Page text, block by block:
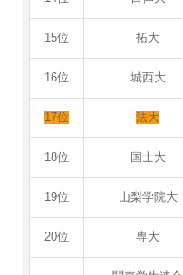
15位 拓大
16位 城西大
17位 法大
18位 国士大
19位 山梨学院大
20位 専大